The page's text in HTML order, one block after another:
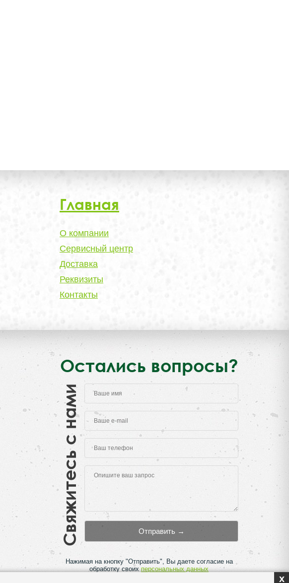
Главная
О компании
Сервисный центр
Доставка
Реквизиты
Контакты
Остались вопросы?
Свяжитесь с нами
Нажимая на кнопку "Отправить", Вы даете согласие на
обработку своихперсональных данных
x